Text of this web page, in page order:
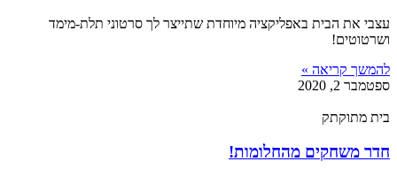
עצבי את הבית באפליקציה מיוחדת שתייצר לך סרטוני תלת-מימד
ושרטוטים!
להמשך קריאה »
ספטמבר 2, 2020
בית מתוקתק
חדר משחקים מהחלומות!